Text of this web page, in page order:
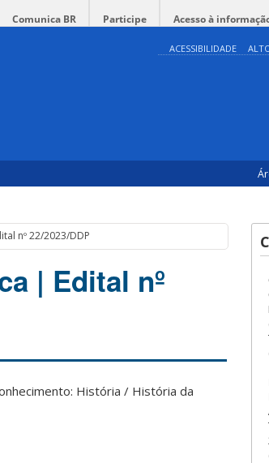
Comunica BR Participe Acesso à
ACESSIBILIDADE
nº 22/2023/DDP
| Edital nº
História / História da